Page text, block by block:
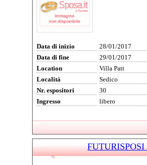
Data di inizio
28/01/2017
Data di fine
29/01/2017
Location
Villa Patt
Località
Sedico
Nr. espositori
30
Ingresso
libero